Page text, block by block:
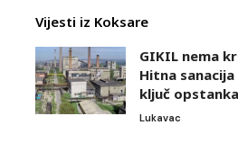
Vijesti iz Koksare
GIKIL nema
Hitna
ključ
Lukavac